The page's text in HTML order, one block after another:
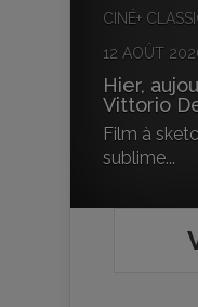
CINÉ+
12 AOÛT
Hier,
Vittorio
Film à
sublime...